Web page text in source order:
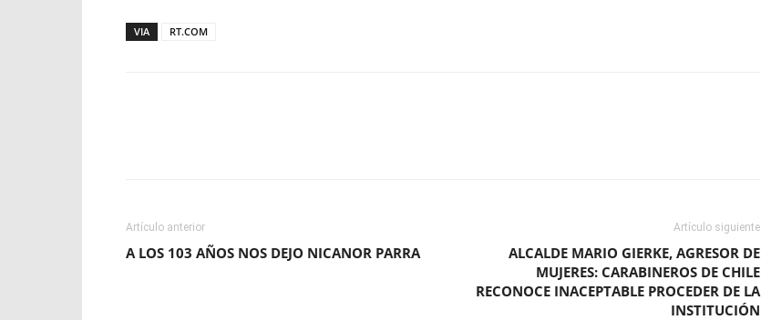
VIA RT.COM
Artículo anterior
A LOS 103 AÑOS NOS DEJO NICANOR PARRA
Artículo siguiente
ALCALDE MARIO GIERKE, AGRESOR DE
MUJERES: CARABINEROS DE CHILE
RECONOCE INACEPTABLE PROCEDER DE LA
INSTITUCIÓN